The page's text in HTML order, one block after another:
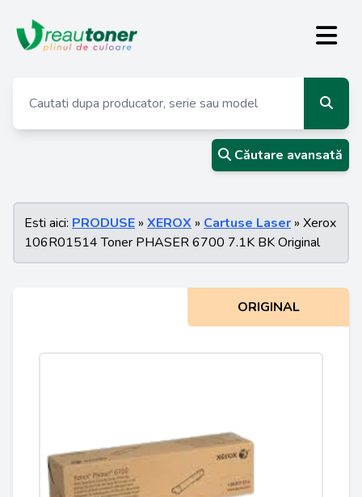
Căutare avansată
Esti aici: PRODUSE » XEROX » Cartuse Laser » Xerox
106R01514 Toner PHASER 6700 7.1K BK Original
ORIGINAL